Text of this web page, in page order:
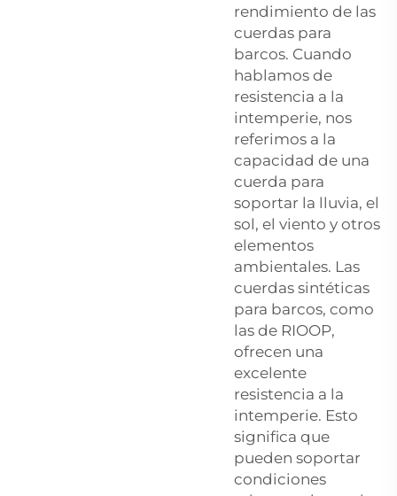
rendimiento de las
cuerdas para
barcos. Cuando
hablamos de
resistencia a la
intemperie, nos
referimos a la
capacidad de una
cuerda para
soportar la lluvia, el
sol, el viento y otros
elementos
ambientales. Las
cuerdas sintéticas
para barcos, como
las de RIOOP,
ofrecen una
excelente
resistencia a la
intemperie. Esto
significa que
pueden soportar
condiciones